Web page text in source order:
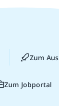
Zum
Zum Jobportal